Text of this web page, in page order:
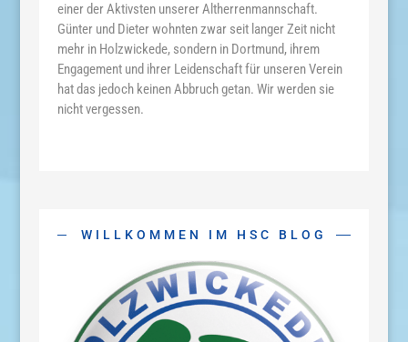
einer der Aktivsten unserer Altherrenmannschaft.
Günter und Dieter wohnten zwar seit langer Zeit nicht
mehr in Holzwickede, sondern in Dortmund, ihrem
Engagement und ihrer Leidenschaft für unseren Verein
hat das jedoch keinen Abbruch getan. Wir werden sie
nicht vergessen.
WILLKOMMEN IM HSC BLOG